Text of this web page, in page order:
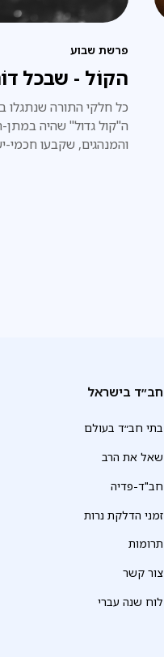
פרשת שבוע
הקוֹל - שבכל
כל חלקי התורה שנתגלו
ה"קול גדול" שהיה
והמנהגים, שקבעו
חב״ד בישראל
בתי חב״ד בעולם
שאל את הרב
חב"ד-פדיה
זמני הדלקת נרות
תרומות
צור קשר
לוח שנה עברי